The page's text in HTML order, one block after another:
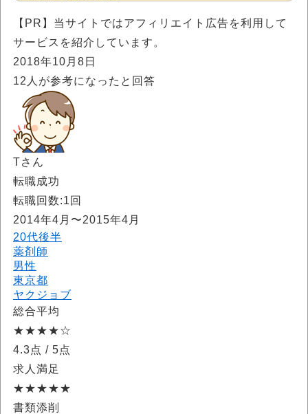
【PR】当サイトではアフィリエイト広告を利用して
サービスを紹介しています。
2018年10月8日
12 人が参考になったと回答
Tさん
転職成功
転職回数:1回
2014年4月〜2015年4月
20代後半
薬剤師
男性
東京都
ヤクジョブ
総合平均
★★★★☆
4.3点 / 5点
求人満足
★★★★★
書類添削